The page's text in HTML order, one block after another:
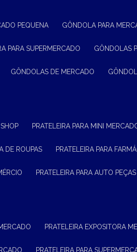
PEQUENA GÔNDOLA PARA
PARA SUPERMERCADO GÔNDOLAS
GÔNDOLAS DE MERCADO
SHOP PRATELEIRA PARA MINI
DE ROUPAS PRATELEIRA PARA
PRATELEIRA PARA AUTO PEÇAS
PRATELEIRA EXPOSITORA
PRATELEIRA PARA